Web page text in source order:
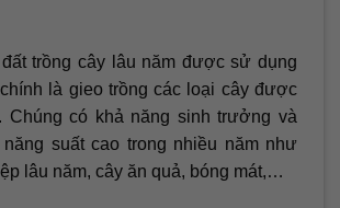
trồng cây lâu năm được sử dụng
là gieo trồng các loại cây được
Chúng có khả năng sinh trưởng và
suất cao trong nhiều năm như
lâu năm, cây ăn quả, bóng mát,…